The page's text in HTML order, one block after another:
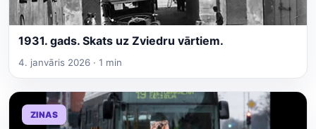
1931. gads. Skats uz Zviedru vārtiem.
4. janvāris 2026 · 1 min
ZINAS